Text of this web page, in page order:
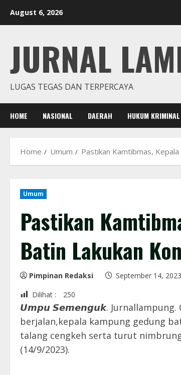
August 6, 2026
JURNAL
LUGAS TEGAS DAN TERPERCAYA
HOME NASIONAL DAERAH HUKUM KRIMINAL
Home Umum Pastikan Kamtibmas,
Umum
Pastikan
Batin Lakukan
Pimpinan Redaksi
September 14, 2023
Dilihat :
250
𝙐𝙢𝙥𝙪 𝙎𝙚𝙢𝙚𝙣𝙜𝙪𝙠. Jurnallampung.
berjalan,kepala kampung gedung
talang cengkeh serta turut
(14/9/2023).